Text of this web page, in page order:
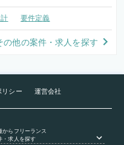
要件定義
の他の案件・求人を探す
リシー 運営会社
からフリーランス
・求人を探す